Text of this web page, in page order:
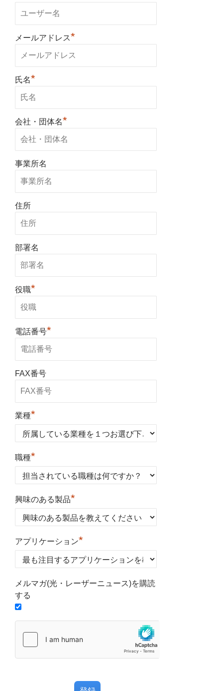
メールアドレス*
氏名*
会社・団体名*
事業所名
住所
部署名
役職*
電話番号*
FAX番号
業種*
職種*
興味のある製品*
アプリケーション*
メルマガ(光・レーザーニュース)を購読
する